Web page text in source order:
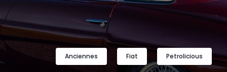
Anciennes Fiat Petrolicious